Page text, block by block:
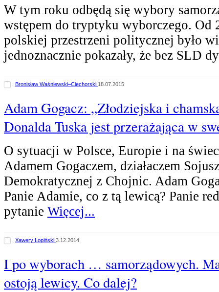
W tym roku odbędą się wybory
wstępem do tryptyku wyborczego. Od
polskiej przestrzeni politycznej było
jednoznacznie pokazały, że bez SLD
Bronisław Waśniewski–Ciechorski 18.07.2015
Adam Gogacz: „Złodziejska i
Donalda Tuska jest przerażająca w
O sytuacji w Polsce, Europie i na
Adamem Gogaczem, działaczem
Demokratycznej z Chojnic. Adam
Panie Adamie, co z tą lewicą? Panie
pytanie Więcej...
Xawery Lopiński 3.12.2014
I po wyborach … samorządowych.
ostoją lewicy. Co dalej?